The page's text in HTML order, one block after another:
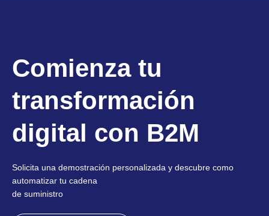
Comienza tu
transformación
digital con B2M
Solicita una demostración personalizada y descubre como
automatizar tu cadena
de suministro